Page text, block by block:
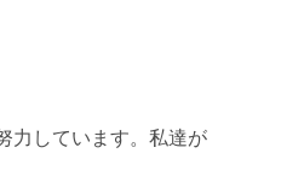
力しています。私達が